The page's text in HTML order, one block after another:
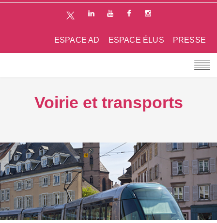
PRESSE
ESPACE ÉLUS
ESPACE AD
Voirie et transports